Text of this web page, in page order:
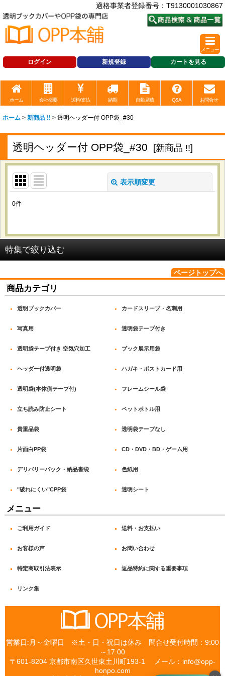
適格事業者登録番号：T9130001030867
ログイン 新規登録 カートを見る
メニュー
ホーム 会社概要 送料/支払 納期 自動見積 Q&A お問合せ
ホーム > 新商品 !! > 透明ヘッダー付 OPP袋_#30
透明ヘッダー付 OPP袋_#30 [新商品 !!]
表示順変更
並び順:
0件
特集で絞り込む
OPP袋 テープ付_#25
OPP袋(本体側テープ付)_開閉自在テープ
OPP袋(本体側テープ付)_密着テープ
OPP袋 テープなし_#25
OPP袋 テープなし_#30
OPP袋 テープなし_#40
OPP袋 テープなし_#50
OPP袋 テープなし_#60
“破れにくい” CPP袋テープ付_#30
透明ヘッダー付 OPP袋_#30
片面白 PP袋_印刷OK OPP袋
片面白 PP袋_書込OK OPP袋
ページトップへ
商品カテゴリ
透明ブックカバー カードスリーブ・名刺用
写真用 透明袋テープ付き
透明袋テープ付き 空気穴加工 ブック展示用袋
ヘッダー付透明袋 ハガキ・ポストカード用
透明袋(本体側テープ付) フレームシール袋
立ち読み防止シート ペットボトル用
貴重品袋 透明袋テープなし
片面白PP袋 CD・DVD・BD・ゲーム用
デリバリーパック・納品書袋 色紙用
"破れにくい"CPP袋 透明シート
メニュー
ご利用ガイド 送料・お支払い
お客様の声 お問い合わせ
特定商取引法表示 返品特約に関する重要事項
リンク集
営業日:月～金曜日 ※土・日・祝日は休み 問合せ受付時間：9:00
～17:00
〒601-8204 京都市南区久世東土川町193-1 メール：info@opp-
honpo.com